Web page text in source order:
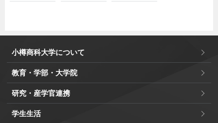
小樽商科大学について
教育・学部・大学院
研究・産学官連携
学生生活